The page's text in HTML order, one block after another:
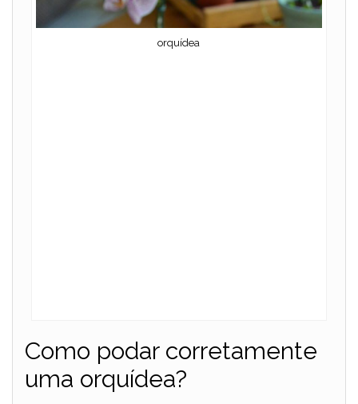
orquídea
Como podar corretamente
uma orquídea?